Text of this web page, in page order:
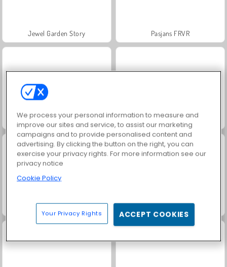
Jewel Garden Story Pasjans FRVR
Grand Mahjong Connect Scala 40
Juice Merge
We process your personal information to measure and
improve our sites and service, to assist our marketing
campaigns and to provide personalised content and
advertising. By clicking the button on the right, you can
exercise your privacy rights. For more information see our
privacy notice
Cookie Policy
Your Privacy Rights ACCEPT COOKIES